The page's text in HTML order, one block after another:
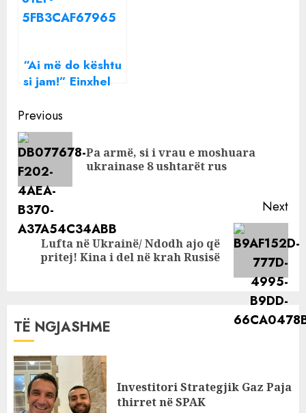
“Ai më do kështu
si jam!” Einxhel
marrëdhënien e
shkëlqyer me
Dagz!
Continue
Reading
Previous
Pa armë, si i vrau e moshuara
ukrainase 8 ushtarët rus
Next
Next
post:
Lufta në Ukrainë/ Ndodh ajo që
pritej! Kina i del në krah Rusisë
TË NGJASHME
Investitori Strategjik Gaz Paja
thirret në SPAK